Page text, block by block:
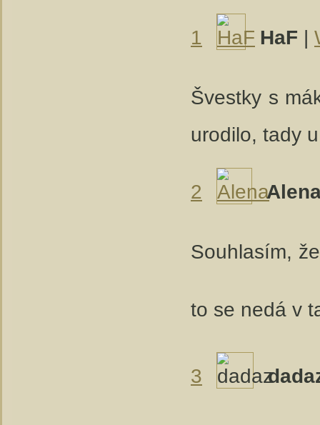
1 HaF |
Švestky s
urodilo, tady
2
Souhlasím,
to se nedá v
3